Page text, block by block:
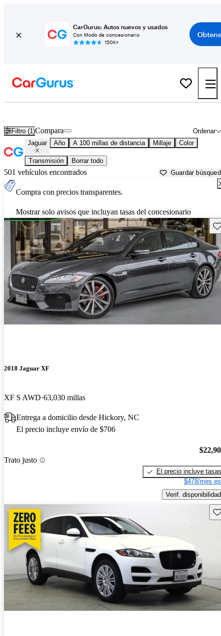
CarGurus: Autos nuevos y usados
Con Modo de concesionario
150K+
Filtro (1) Ordenar
Compara
Jaguar Año A 100 millas de distancia Millaje Color
Transmisión Borrar todo
501 vehículos encontrados Guardar
Compra con precios transparentes.
Mostrar solo avisos que incluyan tasas del concesionario
2018 Jaguar XF
XF S AWD 63,030 millas
Entrega a domicilio desde Hickory, NC
El precio incluye envío de $706
Trato justo
El precio incluye tasas
$478/mes
Verif. disponibilidad